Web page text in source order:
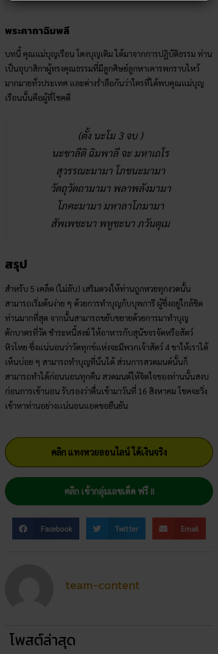
พระคาถาฉิมพลี
บทนี้ คุณแม่บุญเรือน โตงบุญเติม ได้มาจากการปฏิบัติธรรม ท่าน
เป็นอุบาสิกาผู้ทรงคุณธรรมที่มีลูกศิษย์ลูกหาเคารพกราบไหว้
มากมายทั่วประเทศ และต่างร่ำลือกันว่าใครที่ได้พบคุณแม่บุญ
เรือนนั้นคือผู้ที่โชคดี
(ตั้ง นะโม 3 จบ )
นะชาลีติ ฉิมพาลี จะ มหาเถโร
สุวรรณะมามา โภชนะมามา
วัตถุวัตถามามา พลาพลังมามา
โภคะมามา มหาลาโภมามา
สัพเพชะนา พหูชะนา ภวันตุเม
สรุป
สำหรับ 5 เคล็ด (ไม่ลับ) เสริมดวงให้ท่านถูกหวยทุกงวดนั้น
สามารถเริ่มต้นง่าย ๆ ด้วยการทำบุญกับบุพการี ผู้ซึ่งอยู่ใกล้ชิด
ท่านมากที่สุด จากนั้นสามารถขยับขยายด้วยการมาทำบุญ
ตักบาตรที่วัด ชำระหนี้สงฆ์ ให้อาหารกับสุนัขจรจัดหรือสัตว์
หิวโหย ซึ่งแน่นอนว่าวัดทุกข์แห่งจะมีพวกเจ้าสัตว์ 4 ขาให้เราได้
เห็นบ่อย ๆ สามารถทำบุญที่นั่นได้ ส่วนการสวดมนต์นั้นก็
สามารถทำได้ก่อนนอนทุกคืน สวดมนต์ให้จิตใจของท่านนั้นสงบ
ก่อนการเข้านอน รับรองว่าตื่นเช้ามาวันที่ 16 สิงหาคม โชคจะวิ่ง
เข้าหาท่านอย่างเเน่นอนแอดขอยืนยัน
คลิก แทงหวยออนไลน์ ได้เงินจริง
คลิก เข้ากลุ่มเลขเด็ด ฟรี !!
Facebook Twitter Email
team-content
โพสต์ล่าสุด